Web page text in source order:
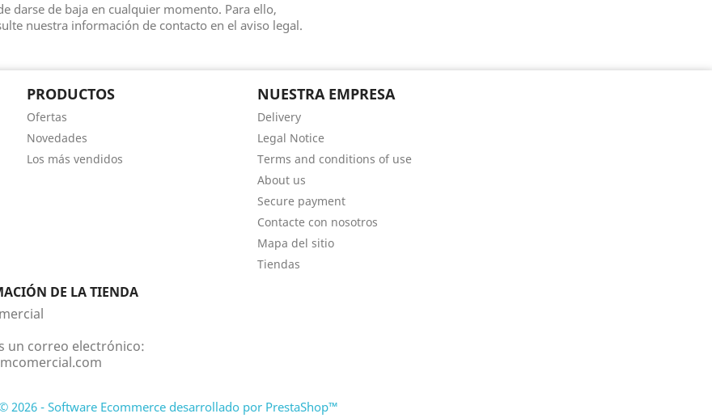
darse de baja en cualquier momento. Para ello,
nuestra información de contacto en el aviso legal.
PRODUCTOS
Ofertas
Novedades
Los más vendidos
NUESTRA EMPRESA
Delivery
Legal Notice
Terms and conditions of use
About us
Secure payment
Contacte con nosotros
Mapa del sitio
Tiendas
DE LA TIENDA
un correo electrónico:
2026 - Software Ecommerce desarrollado por PrestaShop™